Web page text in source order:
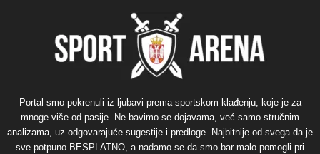
Portal smo pokrenuli iz ljubavi prema sportskom klađenju, koje je za
mnoge više od pasije. Ne bavimo se dojavama, već samo stručnim
analizama, uz odgovarajuće sugestije i predloge. Najbitnije od svega da je
sve potpuno BESPLATNO, a nadamo se da smo bar malo pomogli pri